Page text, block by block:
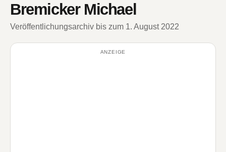
Bremicker Michael
Veröffentlichungsarchiv bis zum 1. August 2022
ANZEIGE